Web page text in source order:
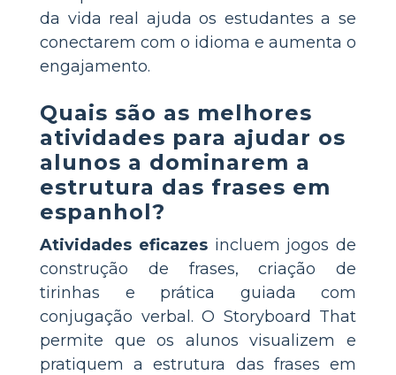
da vida real ajuda os estudantes a se
conectarem com o idioma e aumenta o
engajamento.
Quais são as melhores
atividades para ajudar os
alunos a dominarem a
estrutura das frases em
espanhol?
Atividades eficazesincluem jogos de
construção de frases, criação de
tirinhas e prática guiada com
conjugação verbal. O Storyboard That
permite que os alunos visualizem e
pratiquem a estrutura das frases em